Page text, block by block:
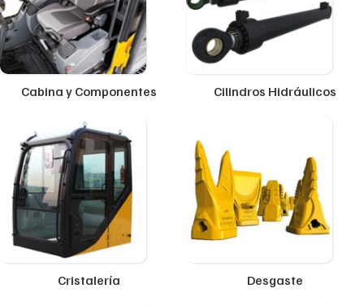
Cabina y Componentes Cilindros Hidráulicos
Cristalería Desgaste